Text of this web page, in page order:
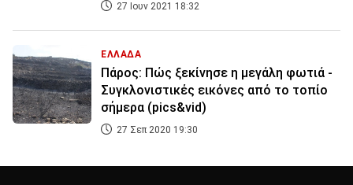
27 Ιουν 2021 18:32
ΕΛΛΑΔΑ
Πάρος: Πώς ξεκίνησε η μεγάλη φωτιά -
Συγκλονιστικές εικόνες από το τοπίο
σήμερα (pics&vid)
27 Σεπ 2020 19:30